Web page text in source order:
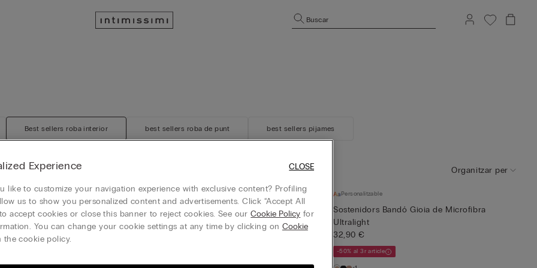
Buscar
Best sellers roba interior best sellers roba de punt best sellers pijames
Organitzar per
i Punta
Personalitzable
Sostenidor Balconette Francesca de Microfibra
Ultr...
Personalitzable
Sostenidors Bandó Gioia de Microfibra
Ultralight
32,90 €
-50% al 3r article
Experience
like to customize your navigation experience with exclusive content? Profiling
us to show you personalized content and advertisements. Click “Accept All
accept cookies or close this banner to reject cookies. See ourCookie Policy for
You can change your cookie settings at any time by clicking on Cookie
the cookie policy.
CLOSE